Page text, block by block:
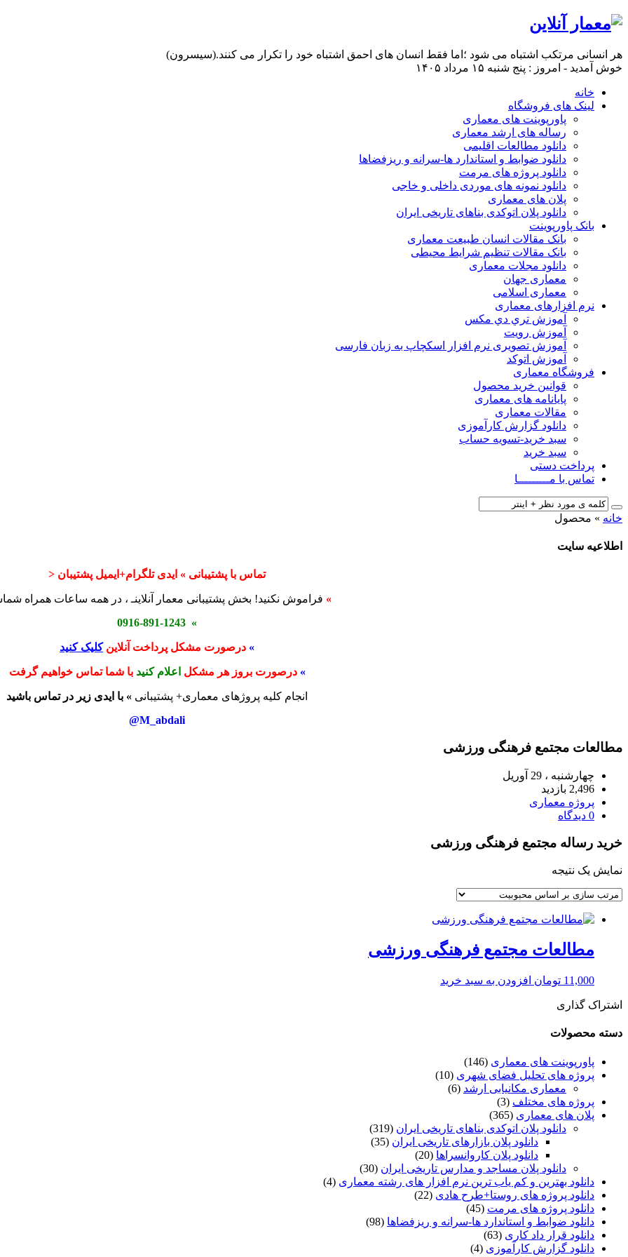
هر انسانی مرتکب اشتباه می شود ؛اما فقط انسان های احمق اشتباه خود را تکرار می کنند.(سیسرون)
خوش آمدید - امروز : پنج شنبه ۱۵ مرداد ۱۴۰۵
خانه
لینک های فروشگاه
پاورپوینت های معماری
رساله های ارشد معماری
دانلود مطالعات اقلیمی
دانلود ضوابط و استاندارد ها-سرانه و ریزفضاها
دانلود پروژه های مرمت
دانلود نمونه های موردی داخلی و خاجی
پلان های معماری
دانلود پلان اتوکدی بناهای تاریخی ایران
بانک پاورپوینت
بانک مقالات انسان طبیعت معماری
بانک مقالات تنظیم شرایط محیطی
دانلود مجلات معماری
معماری جهان
معماری اسلامی
نرم افزارهای معماری
آﻣﻮزش ﺗﺮي دي ﻣﮑﺲ
آموزش رویت
آموزش تصویری نرم افزار اسکچاپ به زبان فارسی
آموزش اتوکد
فروشگاه معماری
قوانین خرید محصول
پایانامه های معماری
مقالات معماری
دانلود گزارش کارآموزی
سبد خرید-تسویه حساب
سبد خرید
پرداخت دستی
تماس با مـــــــــا
خانه » محصول
اطلاعیه سایت
تماس با پشتیبانی » ایدی تلگرام+ایمیل پشتیبان <
» فراموش نکنید! بخش پشتیبانی معمار آنلاینـ ، در همه ساعات همراه
» 0916-891-1243
» درصورت مشکل پرداخت آنلاینکلیک کنید
» درصورت بروز هر مشکل اعلام کنید با شما تماس خواهیم گرفت
انجام کلیه پروژهای معماری+ پشتیبانی » با ایدی زیر در تماس باشید
M_abdali@
مطالعات مجتمع فرهنگی ورزشی
چهارشنبه ، 29 آوریل
2,496 بازدید
پروژه معماری
0 دیدگاه
خرید رساله مجتمع فرهنگی ورزشی
نمایش یک نتیجه
مطالعات مجتمع فرهنگی ورزشی
11,000 تومان افزودن به سبد خرید
اشتراک گذاری
دسته محصولات
پاورپوینت های معماری (146)
پروژه های تحلیل فضای شهری (10)
معماری مکانیابی ارشد (6)
پروژه های مختلف (3)
پلان های معماری (365)
دانلود پلان اتوکدی بناهای تاریخی ایران (319)
دانلود پلان بازارهای تاریخی ایران (35)
دانلود پلان کاروانسراها (20)
دانلود پلان مساجد و مدارس تاریخی ایران (30)
دانلود بهترین و کم یاب ترین نرم افزار های رشته معماری (4)
دانلود پروژه های روستا+طرح هادی (22)
دانلود پروژه های مرمت (45)
دانلود ضوابط و استاندارد ها-سرانه و ریزفضاها (98)
دانلود قرار داد کاری (63)
دانلود گزارش کارآموزی (4)